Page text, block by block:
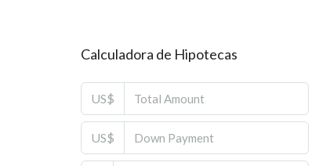
Calculadora de Hipotecas
US$
US$